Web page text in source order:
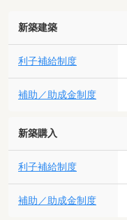
新築建築
利子補給制度
補助／助成金制度
新築購入
利子補給制度
補助／助成金制度